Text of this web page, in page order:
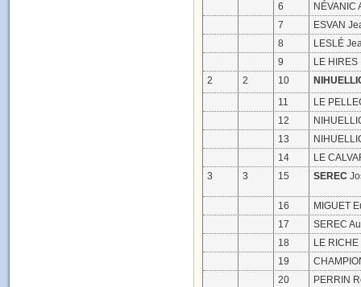
6
NÉVANIC
7
ESVAN
8
LESLÉ
9
LE
2
2 10
11
LE
12
13
14
LE
3
3 15 SEREC
16
MIGUET
17
SEREC
18
LE
19
20
PERRIN